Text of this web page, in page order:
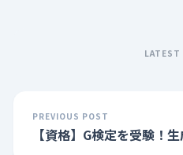
LATEST
PREVIOUS POST
【資格】G検定を受験！